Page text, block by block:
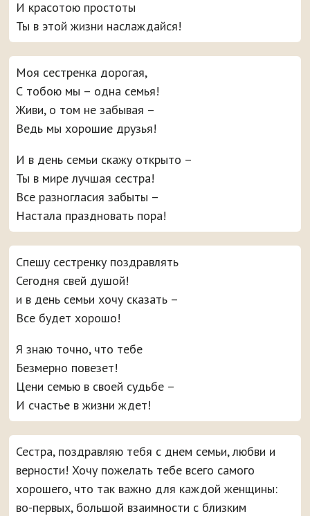
И красотою простоты
Ты в этой жизни наслаждайся!
Моя сестренка дорогая,
С тобою мы – одна семья!
Живи, о том не забывая –
Ведь мы хорошие друзья!
И в день семьи скажу открыто –
Ты в мире лучшая сестра!
Все разногласия забыты –
Настала праздновать пора!
Спешу сестренку поздравлять
Сегодня свей душой!
и в день семьи хочу сказать –
Все будет хорошо!
Я знаю точно, что тебе
Безмерно повезет!
Цени семью в своей судьбе –
И счастье в жизни ждет!
Сестра, поздравляю тебя с днем семьи, любви и
верности! Хочу пожелать тебе всего самого
хорошего, что так важно для каждой женщины:
во-первых, большой взаимности с близким